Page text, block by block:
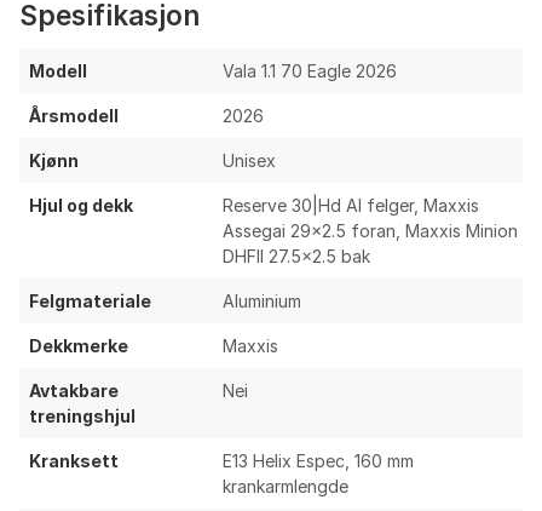
Sram Xs 1270 Eagle T-Type kassett, 10-52T
for stort girspekter
Bremser:
Sram Db8 foran og bak for kraftig og
presis bremsekraft
Reserve 30|Hd Al felger
Exo+
Bak: Maxxis Minion Dhrii 27.5x2.5, 3C
Maxxterra, Doubledown
Burgtec Alloy Bar styre
Oneup Enduro Stem, 42 mm styrestem
Sdg Tellis Dropper setepinne, 31.6 mm
Spesifikasjon
Modell Vala 1.1 70 Eagle 2026
Årsmodell 2026
Kjønn Unisex
Hjul og dekk
Reserve 30|Hd Al felger, Maxxis
Assegai 29x2.5 foran, Maxxis Minion
DHFII 27.5x2.5 bak
Felgmateriale Aluminium
Dekkmerke Maxxis
Avtakbare
treningshjul
Nei
Kranksett
E13 Helix Espec, 160 mm
krankarmlengde